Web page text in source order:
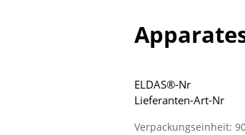
Verpackungseinheit:
ELDAS®-Nr
Lieferanten-Art-Nr